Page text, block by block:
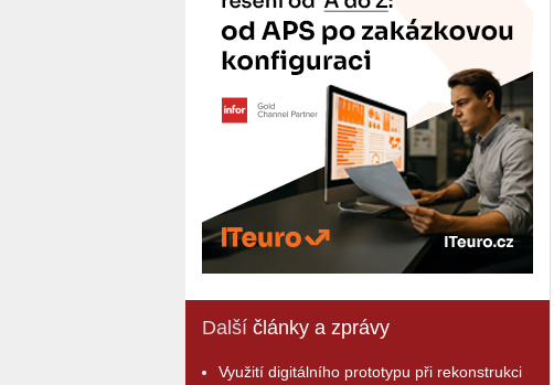
Další články a zprávy
Využití digitálního prototypu při rekonstrukci